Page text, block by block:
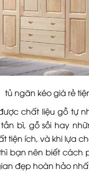
kéo giá rẻ
chất liệu gỗ tự
bì, gỗ sồi hay
tiện ích, và khi lựa
bạn nên biết cách
đẹp hoàn hảo